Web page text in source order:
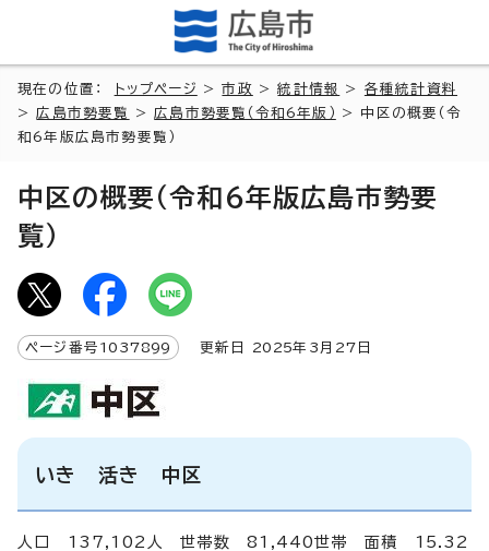
現在の位置： トップページ >市政 >統計情報 > 各種統計資料
>広島市勢要覧 >広島市勢要覧（令和6年版）
> 中区の概要（令
和6年版広島市勢要覧）
中区の概要（令和6年版広島市勢要
覧）
ページ番号 1037899 更新日 2025年3月 27 日
いき 活き 中区
人口 137,102人 世帯数 81,440世帯 面積 15.32